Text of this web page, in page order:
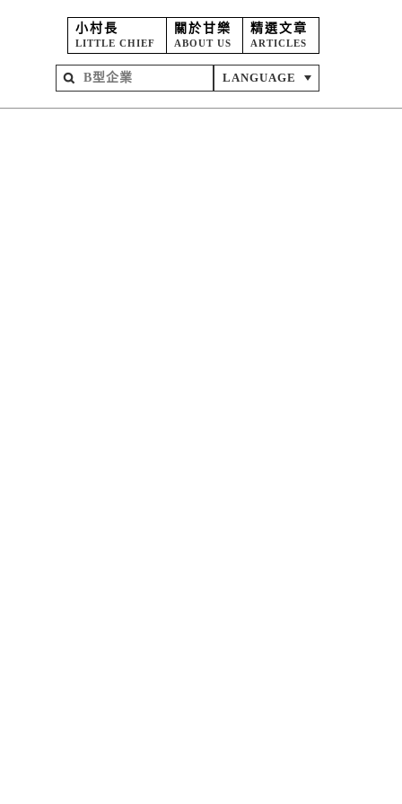
小村長
LITTLE CHIEF
關於甘樂
ABOUT US
精選文章
ARTICLES
LANGUAGE